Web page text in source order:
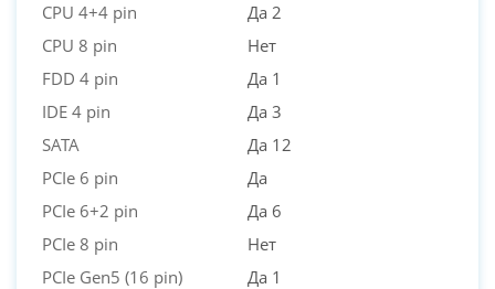
CPU 4+4 pin
Да 2
CPU 8 pin
Нет
FDD 4 pin
Да 1
IDE 4 pin
Да 3
SATA
Да 12
PCIe 6 pin
Да
PCIe 6+2 pin
Да 6
PCIe 8 pin
Нет
PCIe Gen5 (16 pin)
Да 1